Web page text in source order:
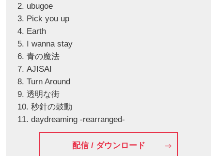
2. ubugoe
3. Pick you up
4. Earth
5. I wanna stay
6. 青の魔法
7. AJISAI
8. Turn Around
9. 透明な街
10. 秒針の鼓動
11. daydreaming -rearranged-
配信 / ダウンロード